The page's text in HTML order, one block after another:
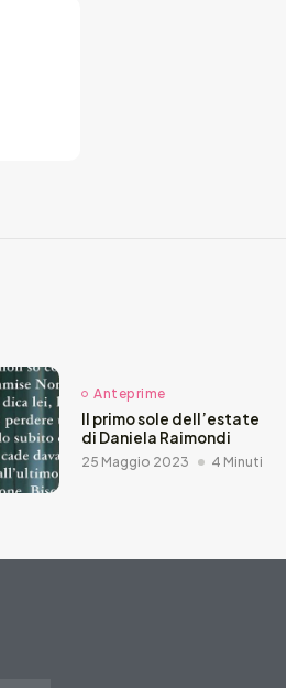
Anteprime
Il primo sole dell’estate
di Daniela Raimondi
25 Maggio 2023 4 Minuti